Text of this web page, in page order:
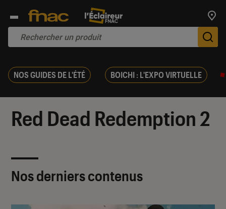
NOS GUIDES DE L'ÉTÉ BOICHI : L'EXPO VIRTUELLE
Red Dead Redemption 2
Nos derniers contenus